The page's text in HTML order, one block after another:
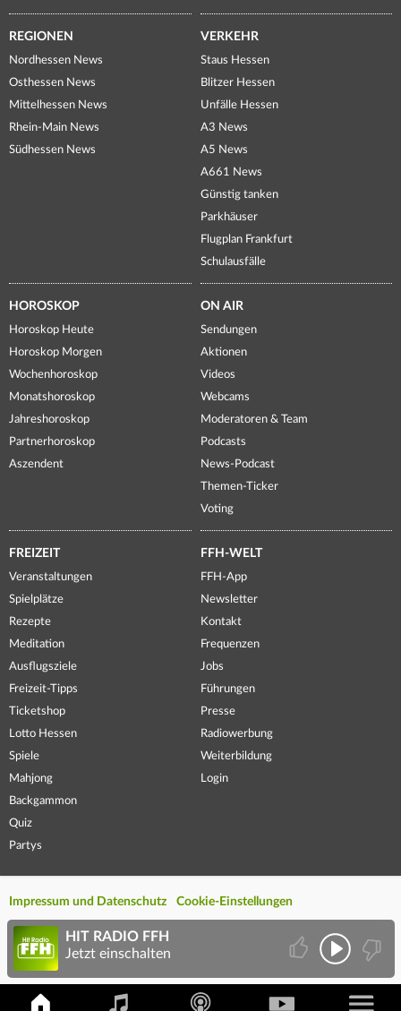
REGIONEN
Nordhessen News
Osthessen News
Mittelhessen News
Rhein-Main News
Südhessen News
VERKEHR
Staus Hessen
Blitzer Hessen
Unfälle Hessen
A3 News
A5 News
A661 News
Günstig tanken
Parkhäuser
Flugplan Frankfurt
Schulausfälle
HOROSKOP
Horoskop Heute
Horoskop Morgen
Wochenhoroskop
Monatshoroskop
Jahreshoroskop
Partnerhoroskop
Aszendent
ON AIR
Sendungen
Aktionen
Videos
Webcams
Moderatoren & Team
Podcasts
News-Podcast
Themen-Ticker
Voting
FREIZEIT
Veranstaltungen
Spielplätze
Rezepte
Meditation
Ausflugsziele
Freizeit-Tipps
Ticketshop
Lotto Hessen
Spiele
Mahjong
Backgammon
Quiz
Partys
FFH-WELT
FFH-App
Newsletter
Kontakt
Frequenzen
Jobs
Führungen
Presse
Radiowerbung
Weiterbildung
Login
Impressum und Datenschutz Cookie-Einstellungen
HIT RADIO FFH
Jetzt einschalten